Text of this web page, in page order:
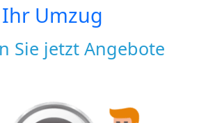
Ihr Umzug
Sie jetzt Angebote